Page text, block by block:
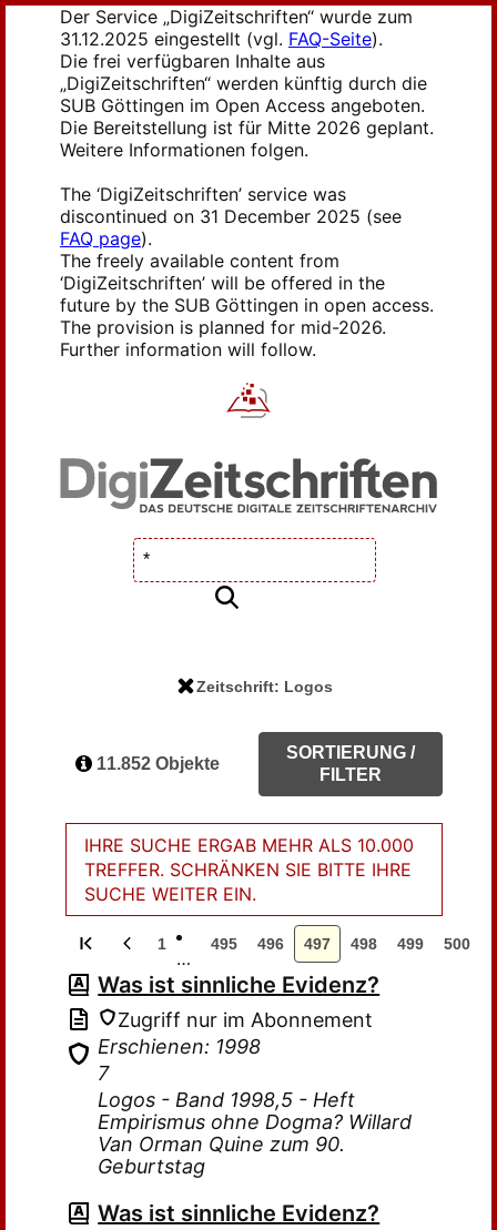
Der Service „DigiZeitschriften“ wurde zum
31.12.2025 eingestellt (vgl. FAQ-Seite).
Die frei verfügbaren Inhalte aus
„DigiZeitschriften“ werden künftig durch die
SUB Göttingen im Open Access angeboten.
Die Bereitstellung ist für Mitte 2026 geplant.
Weitere Informationen folgen.
The ‘DigiZeitschriften’ service was
discontinued on 31 December 2025 (see
FAQ page).
The freely available content from
‘DigiZeitschriften’ will be offered in the
future by the SUB Göttingen in open access.
The provision is planned for mid-2026.
Further information will follow.
Zeitschrift: Logos
11.852 Objekte
SORTIERUNG /
FILTER
IHRE SUCHE ERGAB MEHR ALS 10.000
TREFFER. SCHRÄNKEN SIE BITTE IHRE
SUCHE WEITER EIN.
1
…
495 496 497 498 499 500
Was ist sinnliche Evidenz?
Zugriff nur im Abonnement
Erschienen: 1998
7
Logos - Band 1998,5 - Heft
Empirismus ohne Dogma? Willard
Van Orman Quine zum 90.
Geburtstag
Was ist sinnliche Evidenz?